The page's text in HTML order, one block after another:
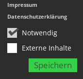
Notwendig
Externe Inhalte
Speichern
Impressum
Datenschutzerklärung